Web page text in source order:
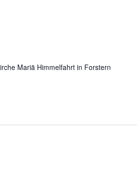
Mariä Himmelfahrt in Forstern